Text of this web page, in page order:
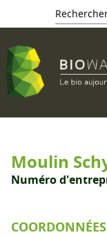
Moulin
Numéro